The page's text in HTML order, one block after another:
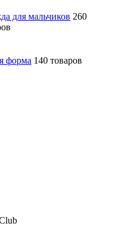
для мальчиков 260
форма 140 товаров